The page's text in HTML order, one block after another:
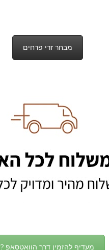
מבחר זרי פרחים
מעדיף להזמין דרך הוואטסאפ ?